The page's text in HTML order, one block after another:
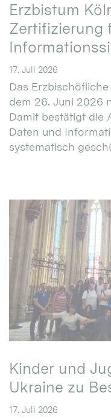
Erzbistum
Zertifizierung
17. Juli 2026
Das
dem 26. Juni 2026
Damit bestätigt die
Daten und
systematisch
Kinder und
Ukraine zu
17. Juli 2026